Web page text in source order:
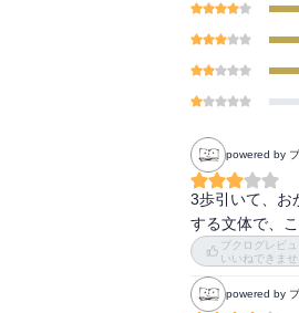
powered by
3歩引いて、お
する文体で、
ブクログレビュ
いいねできませ
powered by